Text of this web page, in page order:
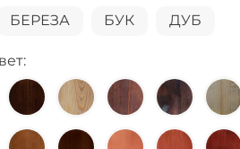
БЕРЕЗА БУК ДУБ